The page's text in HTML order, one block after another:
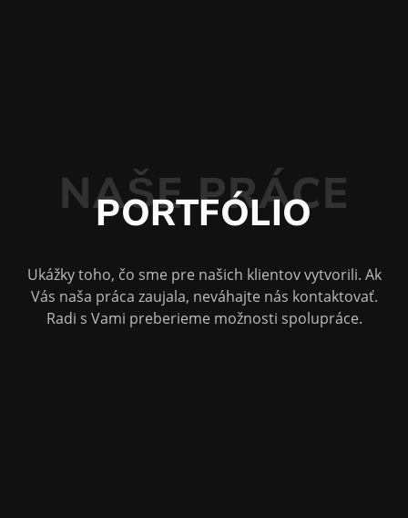
NAŠE PRÁCE
PORTFÓLIO
Ukážky toho, čo sme pre našich klientov vytvorili. Ak
Vás naša práca zaujala, neváhajte nás kontaktovať.
Radi s Vami preberieme možnosti spolupráce.